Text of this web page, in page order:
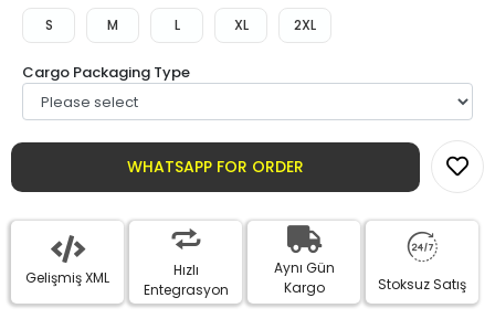
S M L XL 2XL
Cargo Packaging Type
WHATSAPP FOR ORDER
Gelişmiş XML
Hızlı
Entegrasyon
Aynı Gün
Kargo
Stoksuz Satış